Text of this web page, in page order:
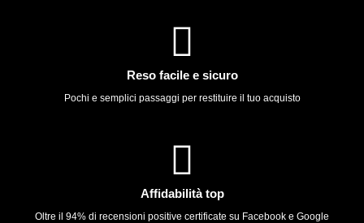
Reso facile e sicuro
Pochi e semplici passaggi per restituire il tuo acquisto
Affidabilità top
Oltre il 94% di recensioni positive certificate su Facebook e Google